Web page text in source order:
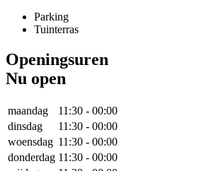
Parking
Tuinterras
Openingsuren
Nu open
maandag 11:30 - 00:00
dinsdag
11:30 - 00:00
woensdag 11:30 - 00:00
donderdag 11:30 - 00:00